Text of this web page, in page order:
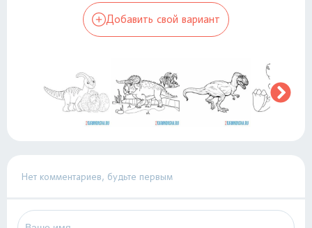
Добавить свой вариант
Нет комментариев, будьте первым